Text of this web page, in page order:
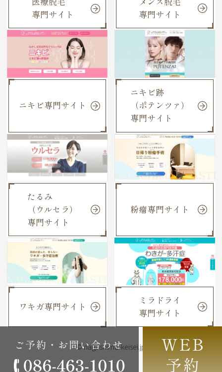
医療脱毛
専門サイト
専門サイト
ニキビ専門サイト
ニキビ跡
（ポテンツァ）
専門サイト
たるみ
（ウルセラ）
専門サイト
粉瘤専門サイト
ワキガ専門サイト
ミラドライ
専門サイト
© nagashima-keisei.jp